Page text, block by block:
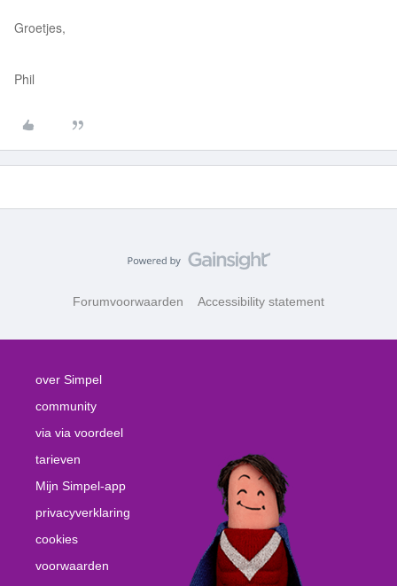
Groetjes,
Phil
Forumvoorwaarden Accessibility statement
over Simpel
community
via via voordeel
tarieven
Mijn Simpel-app
privacyverklaring
cookies
voorwaarden